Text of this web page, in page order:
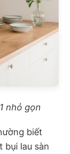
nhỏ gọn
biết
bụi lau sàn